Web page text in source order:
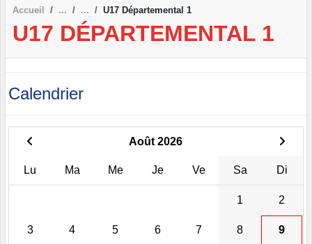
Accueil U17 Départemental 1
U17 DÉPARTEMENTAL 1
Calendrier
Août 2026
Lu Ma Me Je Ve Sa Di
1 2
3 4 5 6 7 8 9